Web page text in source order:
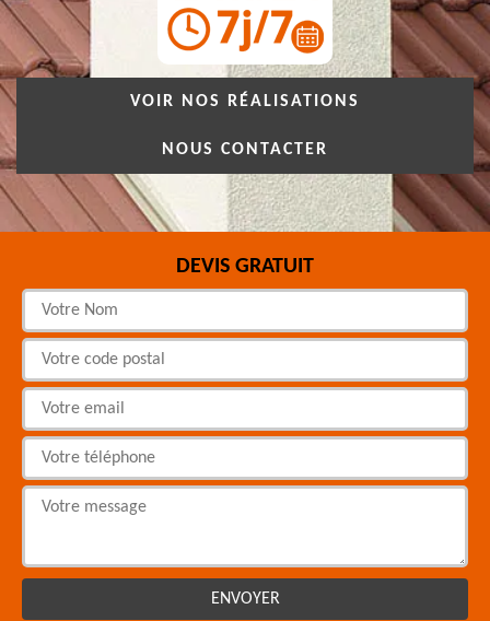
VOIR NOS RÉALISATIONS
NOUS CONTACTER
DEVIS GRATUIT